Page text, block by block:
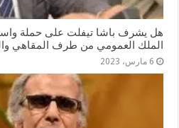
هل يشرف باشا تيفلت على حملة
الملك العمومي من طرف المقاهي
6 مارس، 2023